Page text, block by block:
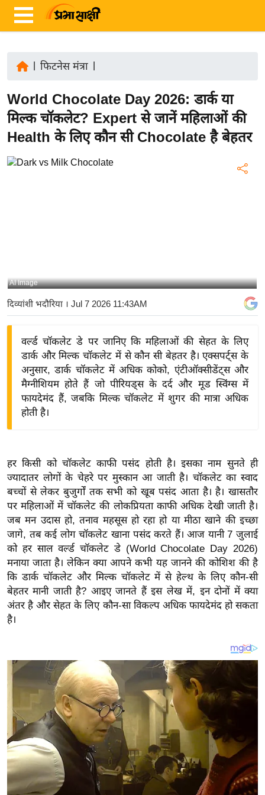
ज़ा
ख
ब
र
रा
य
ज़
द्यो
शे
ष
ज्ञ
रा
य
ब
ज
ट
खे
ल
ट
I
L
2
0
2
6
फिटनेस मंत्रा
World Chocolate Day 2026: डार्क या
मिल्क चॉकलेट? Expert से जानें महिलाओं की
Health के लिए कौन सी Chocolate है बेहतर
AI Image
दिव्यांशी भदौरिया । Jul 7 2026 11:43AM
वर्ल्ड चॉकलेट डे पर जानिए कि महिलाओं की सेहत के लिए
डार्क और मिल्क चॉकलेट में से कौन सी बेहतर है। एक्सपर्ट्स के
अनुसार, डार्क चॉकलेट में अधिक कोको, एंटीऑक्सीडेंट्स और
मैग्नीशियम होते हैं जो पीरियड्स के दर्द और मूड स्विंग्स में
फायदेमंद हैं, जबकि मिल्क चॉकलेट में शुगर की मात्रा अधिक
होती है।
हर किसी को चॉकलेट काफी पसंद होती है। इसका नाम सुनते ही
ज्यादातर लोगों के चेहरे पर मुस्कान आ जाती है। चॉकलेट का स्वाद
बच्चों से लेकर बुजुर्गों तक सभी को खूब पसंद आता है। है। खासतौर
पर महिलाओं में चॉकलेट की लोकप्रियता काफी अधिक देखी जाती है।
जब मन उदास हो, तनाव महसूस हो रहा हो या मीठा खाने की इच्छा
जागे, तब कई लोग चॉकलेट खाना पसंद करते हैं। आज यानी 7 जुलाई
को हर साल वर्ल्ड चॉकलेट डे (World Chocolate Day 2026)
मनाया जाता है। लेकिन क्या आपने कभी यह जानने की कोशिश की है
कि डार्क चॉकलेट और मिल्क चॉकलेट में से हेल्थ के लिए कौन-सी
बेहतर मानी जाती है? आइए जानते हैं इस लेख में, इन दोनों में क्या
अंतर है और सेहत के लिए कौन-सा विकल्प अधिक फायदेमंद हो सकता
है।